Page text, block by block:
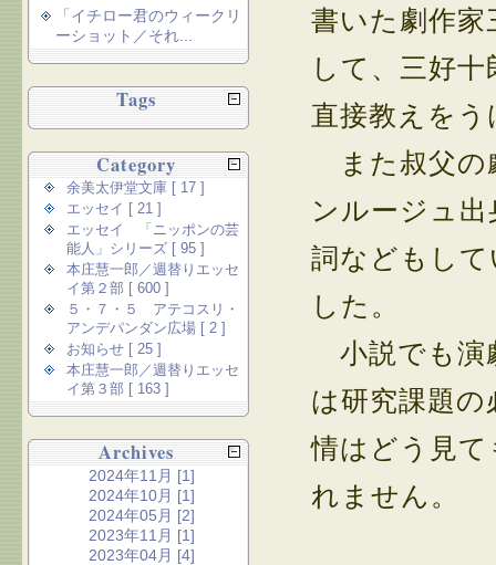
書いた劇作家
して、三好
直接教えを
また叔父の
ンルージュ
詞などもし
した。
小説でも演
は研究課題
情はどう見
れません。
「イチロー君のウィークリ
ーショット／それ...
Tags
Category
余美太伊堂文庫 [ 17 ]
エッセイ [ 21 ]
エッセイ 「ニッポンの芸
能人」シリーズ [ 95 ]
本庄慧一郎／週替りエッセ
イ第２部 [ 600 ]
５・７・５ アテコスリ・
アンデパンダン広場 [ 2 ]
お知らせ [ 25 ]
本庄慧一郎／週替りエッセ
イ第３部 [ 163 ]
Archives
2024年11月 [1]
2024年10月 [1]
2024年05月 [2]
2023年11月 [1]
2023年04月 [4]